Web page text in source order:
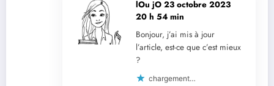
lOu jO 23 octobre 2023
20 h 54 min
Bonjour, j’ai mis à jour
l’article, est-ce que c’est mieux
?
chargement…